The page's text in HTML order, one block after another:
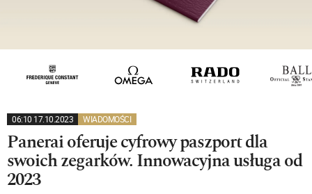
06:10 17.10.2023 WIADOMOŚCI
Panerai oferuje cyfrowy paszport dla
swoich zegarków. Innowacyjna usługa od
2023